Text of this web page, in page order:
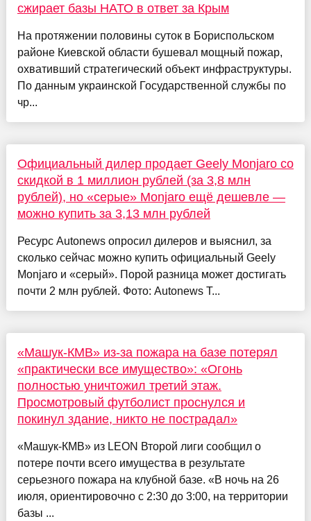
сжирает базы НАТО в ответ за Крым
На протяжении половины суток в Бориспольском
районе Киевской области бушевал мощный пожар,
охвативший стратегический объект инфраструктуры.
По данным украинской Государственной службы по
чр...
Официальный дилер продает Geely Monjaro со
скидкой в 1 миллион рублей (за 3,8 млн
рублей), но «серые» Monjaro ещё дешевле —
можно купить за 3,13 млн рублей
Ресурс Autonews опросил дилеров и выяснил, за
сколько сейчас можно купить официальный Geely
Monjaro и «серый». Порой разница может достигать
почти 2 млн рублей. Фото: Autonews Т...
«Машук-КМВ» из-за пожара на базе потерял
«практически все имущество»: «Огонь
полностью уничтожил третий этаж.
Просмотровый футболист проснулся и
покинул здание, никто не пострадал»
«Машук-КМВ» из LEON Второй лиги сообщил о
потере почти всего имущества в результате
серьезного пожара на клубной базе. «В ночь на 26
июля, ориентировочно с 2:30 до 3:00, на территории
базы ...